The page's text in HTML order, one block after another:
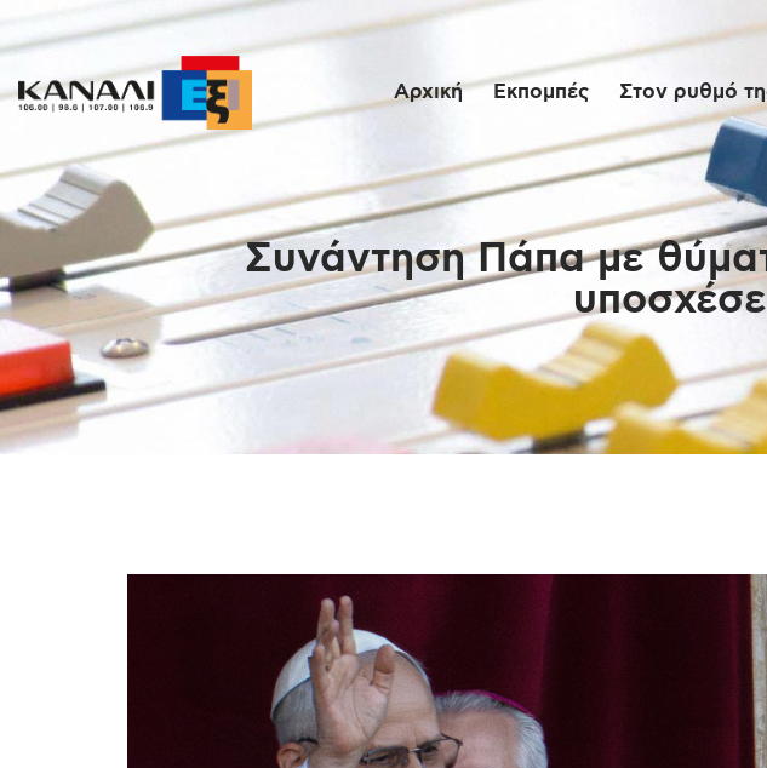
Αρχική Εκπομπές Στον ρυθμό
Συνάντηση Πάπα με
Αρχική
Εκπομπές
Στον
μέρας
Ένθετα
Links